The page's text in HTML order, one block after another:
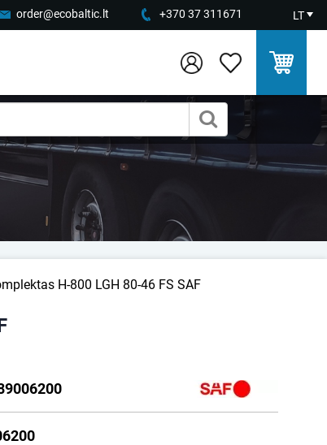
order@ecobaltic.lt +370 37 311671 LT
H-800 LGH 80-46 FS SAF